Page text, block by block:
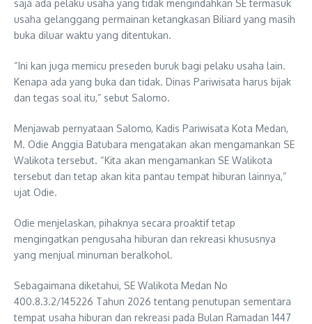
saja ada pelaku usaha yang tidak mengindahkan SE termasuk
usaha gelanggang permainan ketangkasan Biliard yang masih
buka diluar waktu yang ditentukan.
“Ini kan juga memicu preseden buruk bagi pelaku usaha lain.
Kenapa ada yang buka dan tidak. Dinas Pariwisata harus bijak
dan tegas soal itu,” sebut Salomo.
Menjawab pernyataan Salomo, Kadis Pariwisata Kota Medan,
M. Odie Anggia Batubara mengatakan akan mengamankan SE
Walikota tersebut. “Kita akan mengamankan SE Walikota
tersebut dan tetap akan kita pantau tempat hiburan lainnya,”
ujat Odie.
Odie menjelaskan, pihaknya secara proaktif tetap
mengingatkan pengusaha hiburan dan rekreasi khususnya
yang menjual minuman beralkohol.
Sebagaimana diketahui, SE Walikota Medan No
400.8.3.2/145226 Tahun 2026 tentang penutupan sementara
tempat usaha hiburan dan rekreasi pada Bulan Ramadan 1447